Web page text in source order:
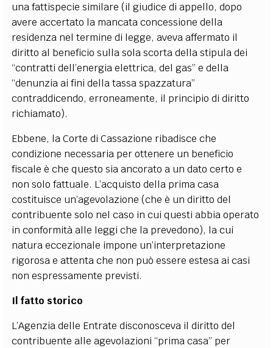
una fattispecie similare (il giudice di appello, dopo
avere accertato la mancata concessione della
residenza nel termine di legge, aveva affermato il
diritto al beneficio sulla sola scorta della stipula dei
“contratti dell’energia elettrica, del gas” e della
“denunzia ai fini della tassa spazzatura”
contraddicendo, erroneamente, il principio di diritto
richiamato).
Ebbene, la Corte di Cassazione ribadisce che
condizione necessaria per ottenere un beneficio
fiscale è che questo sia ancorato a un dato certo e
non solo fattuale. L’acquisto della prima casa
costituisce un’agevolazione (che è un diritto del
contribuente solo nel caso in cui questi abbia operato
in conformità alle leggi che la prevedono), la cui
natura eccezionale impone un’interpretazione
rigorosa e attenta che non può essere estesa ai casi
non espressamente previsti.
Il fatto storico
L’Agenzia delle Entrate disconosceva il diritto del
contribuente alle agevolazioni “prima casa” per